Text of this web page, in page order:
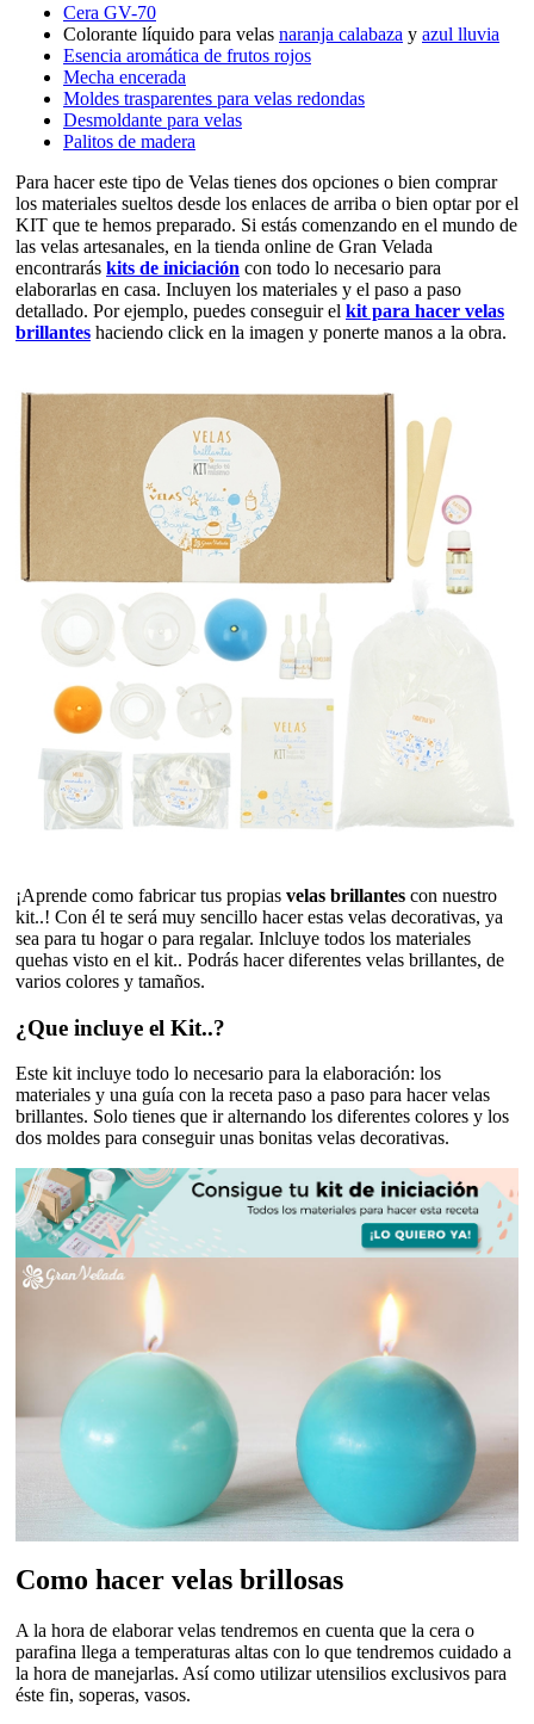
Cera GV-70
Colorante líquido para velas naranja calabaza y azul lluvia
Esencia aromática de frutos rojos
Mecha encerada
Moldes trasparentes para velas redondas
Desmoldante para velas
Palitos de madera
Para hacer este tipo de Velas tienes dos opciones o bien comprar
los materiales sueltos desde los enlaces de arriba o bien optar por el
KIT que te hemos preparado. Si estás comenzando en el mundo de
las velas artesanales, en la tienda online de Gran Velada
encontrarás kits de iniciación con todo lo necesario para
elaborarlas en casa. Incluyen los materiales y el paso a paso
detallado. Por ejemplo, puedes conseguir el kit para hacer velas
brillantes haciendo click en la imagen y ponerte manos a la obra.
¡Aprende como fabricar tus propias velas brillantes con nuestro
kit..! Con él te será muy sencillo hacer estas velas decorativas, ya
sea para tu hogar o para regalar. Inlcluye todos los materiales
quehas visto en el kit.. Podrás hacer diferentes velas brillantes, de
varios colores y tamaños.
¿Que incluye el Kit..?
Este kit incluye todo lo necesario para la elaboración: los
materiales y una guía con la receta paso a paso para hacer velas
brillantes. Solo tienes que ir alternando los diferentes colores y los
dos moldes para conseguir unas bonitas velas decorativas.
Como hacer velas brillosas
A la hora de elaborar velas tendremos en cuenta que la cera o
parafina llega a temperaturas altas con lo que tendremos cuidado a
la hora de manejarlas. Así como utilizar utensilios exclusivos para
éste fin, soperas, vasos.